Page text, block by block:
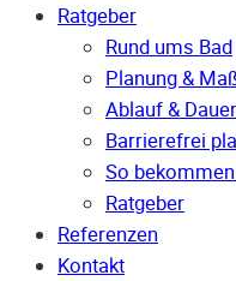
Ratgeber
Rund ums Bad
Planung &
Ablauf & Dauer
Barrierefrei
So
Ratgeber
Referenzen
Kontakt